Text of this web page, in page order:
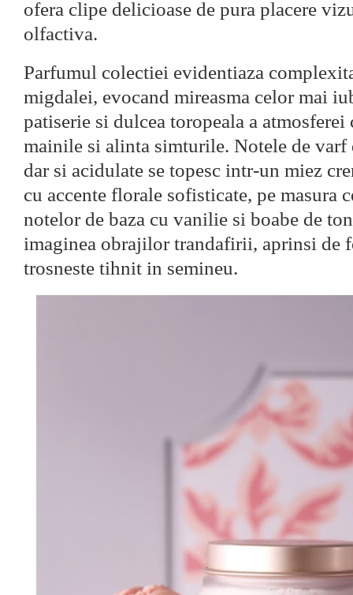
ofera clipe delicioase de pura placere
olfactiva.
Parfumul colectiei evidentiaza
migdalei, evocand mireasma celor mai
patiserie si dulcea toropeala a atmosferei
mainile si alinta simturile. Notele de
dar si acidulate se topesc intr-un miez
cu accente florale sofisticate, pe masura
notelor de baza cu vanilie si boabe de
imaginea obrajilor trandafirii, aprinsi de
trosneste tihnit in semineu.